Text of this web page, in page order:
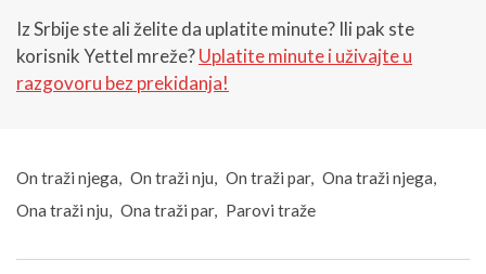
Iz Srbije ste ali želite da uplatite minute? Ili pak ste
korisnik Yettel mreže?Uplatite minute i uživajte u
razgovoru bez prekidanja!
On traži njega On traži nju On traži par
Ona traži njega
Ona traži nju
Ona traži par Parovi traže